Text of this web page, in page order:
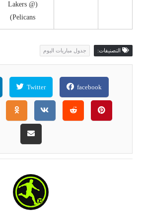
(Lakers @
Pelicans)
التصنيفات: جدول مباريات اليوم
facebook
Twitter